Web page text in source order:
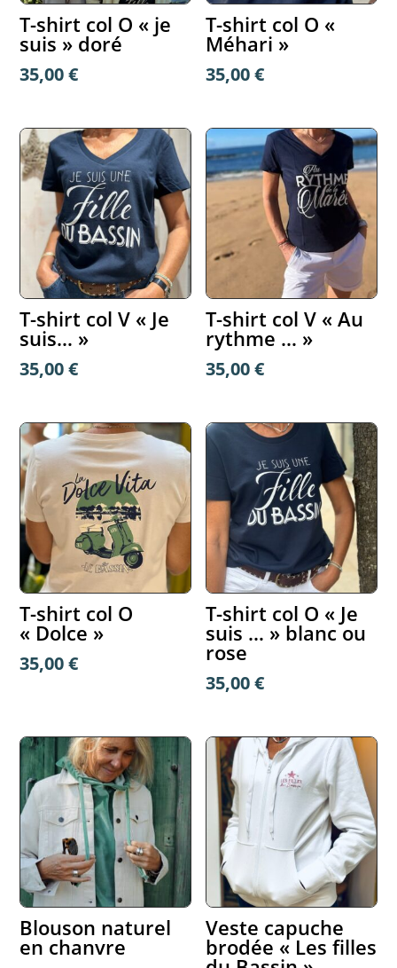
T-shirt col O « je
suis » doré
35,00€
T-shirt col O «
Méhari »
35,00€
T-shirt col V « Je
suis… »
35,00€
T-shirt col V « Au
rythme … »
35,00€
T-shirt col O
« Dolce »
35,00€
T-shirt col O « Je
suis … » blanc ou
rose
35,00€
Blouson naturel
en chanvre
Veste capuche
brodée « Les filles